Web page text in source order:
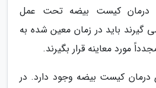
درمان کیست بیضه تحت عمل
گیرند باید در زمان معین شده به
مورد معاینه قرار بگیرند.
درمان کیست بیضه وجود دارد. در